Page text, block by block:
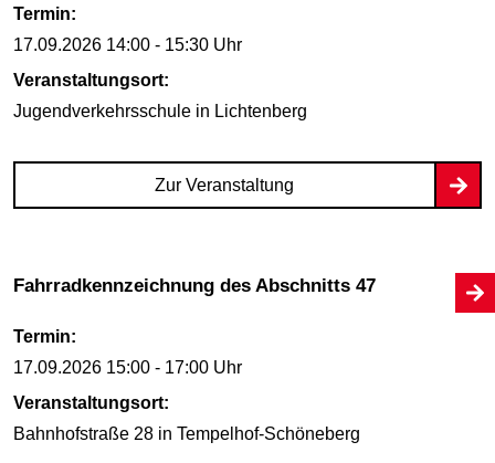
Termin:
17.09.2026 14:00 - 15:30 Uhr
Veranstaltungsort:
Jugendverkehrsschule in Lichtenberg
Zur Veranstaltung
Fahrradkennzeichnung des Abschnitts 47
Termin:
17.09.2026 15:00 - 17:00 Uhr
Veranstaltungsort:
Bahnhofstraße 28 in Tempelhof-Schöneberg